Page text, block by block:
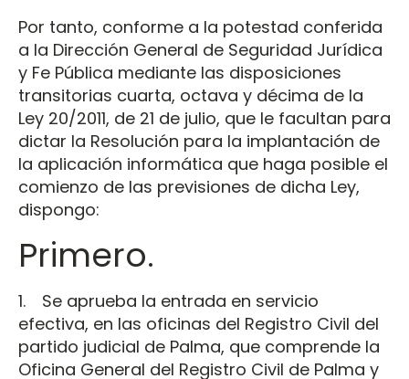
Por tanto, conforme a la potestad conferida
a la Dirección General de Seguridad Jurídica
y Fe Pública mediante las disposiciones
transitorias cuarta, octava y décima de la
Ley 20/2011, de 21 de julio, que le facultan para
dictar la Resolución para la implantación de
la aplicación informática que haga posible el
comienzo de las previsiones de dicha Ley,
dispongo:
Primero.
1. Se aprueba la entrada en servicio
efectiva, en las oficinas del Registro Civil del
partido judicial de Palma, que comprende la
Oficina General del Registro Civil de Palma y